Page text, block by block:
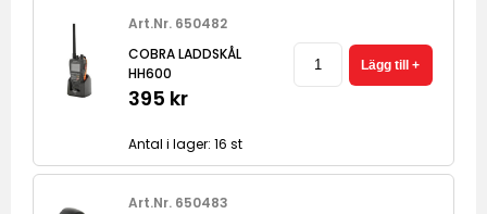
Art.Nr. 650482
COBRA LADDSKÅL
HH600
395 kr
Antal i lager: 16 st
Art.Nr. 650483